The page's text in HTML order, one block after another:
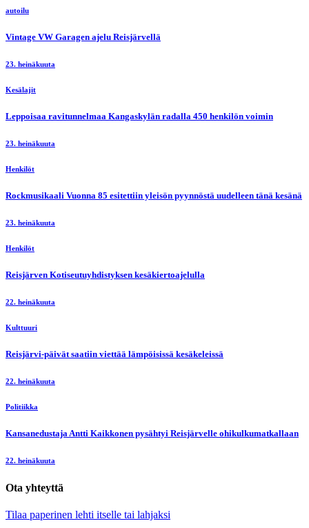
autoilu
Vintage VW Garagen ajelu Reisjärvellä
23. heinäkuuta
Kesälajit
Leppoisaa ravitunnelmaa Kangaskylän radalla 450 henkilön voimin
23. heinäkuuta
Henkilöt
Rockmusikaali Vuonna 85 esitettiin yleisön pyynnöstä uudelleen tänä kesänä
23. heinäkuuta
Henkilöt
Reisjärven Kotiseutuyhdistyksen kesäkiertoajelulla
22. heinäkuuta
Kulttuuri
Reisjärvi-päivät saatiin viettää lämpöisissä kesäkeleissä
22. heinäkuuta
Politiikka
Kansanedustaja Antti Kaikkonen pysähtyi Reisjärvelle ohikulkumatkallaan
22. heinäkuuta
Ota yhteyttä
Tilaa paperinen lehti itselle tai lahjaksi